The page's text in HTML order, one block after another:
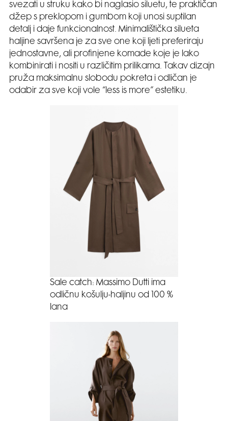
svezati u struku kako bi naglasio siluetu, te praktičan
džep s preklopom i gumbom koji unosi suptilan
detalj i daje funkcionalnost. Minimalištička silueta
haljine savršena je za sve one koji ljeti preferiraju
jednostavne, ali profinjene komade koje je lako
kombinirati i nositi u različitim prilikama. Takav dizajn
pruža maksimalnu slobodu pokreta i odličan je
odabir za sve koji vole “less is more” estetiku.
Sale catch: Massimo Dutti ima
odličnu košulju-haljinu od 100 %
lana